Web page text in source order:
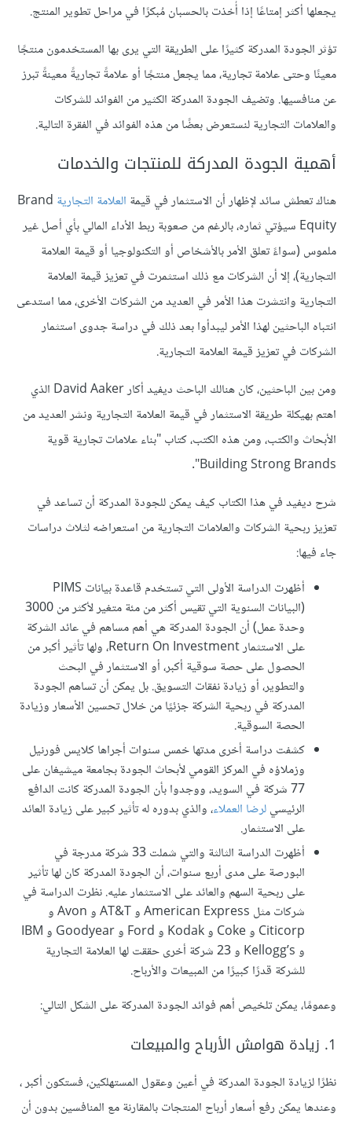
يجعلها أكثر إمتاعًا إذا أُخذت بالحسبان مُبكرًا في مراحل تطوير المنتج.
تؤثر الجودة المدركة كثيرًا على الطريقة التي يرى بها المستخدمون منتجًا
معينًا وحتى علامة تجارية، مما يجعل منتجًا أو علامةً تجاريةً معينةً تبرز
عن منافسيها. وتضيف الجودة المدركة الكثير من الفوائد للشركات
والعلامات التجارية لنستعرض بعضًا من هذه الفوائد في الفقرة التالية.
أهمية الجودة المدركة للمنتجات والخدمات
هناك تعطش سائد لإظهار أن الاستثمار في قيمة العلامة التجارية Brand
Equity سيؤتي ثماره، بالرغم من صعوبة ربط الأداء المالي بأي أصل غير
ملموس (سواءً تعلق الأمر بالأشخاص أو التكنولوجيا أو قيمة العلامة
التجارية)، إلا أن الشركات مع ذلك استثمرت في تعزيز قيمة العلامة
التجارية وانتشرت هذا الأمر في العديد من الشركات الأخرى، مما استدعى
انتباه الباحثين لهذا الأمر ليبدأوا بعد ذلك في دراسة جدوى استثمار
الشركات في تعزيز قيمة العلامة التجارية.
ومن بين الباحثين، كان هنالك الباحث ديفيد أكار David Aaker الذي
اهتم بهيكلة طريقة الاستثمار في قيمة العلامة التجارية ونشر العديد من
الأبحاث والكتب، ومن هذه الكتب، كتاب "بناء علامات تجارية قوية
Building Strong Brands".
شرح ديفيد في هذا الكتاب كيف يمكن للجودة المدركة أن تساعد في
تعزيز ربحية الشركات والعلامات التجارية من استعراضه لثلاث دراسات
جاء فيها:
أظهرت الدراسة الأولى التي تستخدم قاعدة بيانات PIMS
(البيانات السنوية التي تقيس أكثر من مئة متغير لأكثر من 3000
وحدة عمل) أن الجودة المدركة هي أهم مساهم في عائد الشركة
على الاستثمار Return On Investment، ولها تأثير أكبر من
الحصول على حصة سوقية أكبر، أو الاستثمار في البحث
والتطوير، أو زيادة نفقات التسويق. بل يمكن أن تساهم الجودة
المدركة في ربحية الشركة جزئيًا من خلال تحسين الأسعار وزيادة
الحصة السوقية.
كشفت دراسة أخرى مدتها خمس سنوات أجراها كلايس فورنيل
وزملاؤه في المركز القومي لأبحاث الجودة بجامعة ميشيغان على
77 شركة في السويد، ووجدوا بأن الجودة المدركة كانت الدافع
الرئيسيلرضا العملاء، والذي بدوره له تأثير كبير على زيادة العائد
على الاستثمار.
أظهرت الدراسة الثالثة والتي شملت 33 شركة مدرجة في
البورصة على مدى أربع سنوات، أن الجودة المدركة كان لها تأثير
على ربحية السهم والعائد على الاستثمار عليه. نظرت الدراسة في
شركات مثل American Express و AT&T و Avon و
Citicorp و Coke و Kodak و Ford و Goodyear و IBM
و Kellogg’s و 23 شركة أخرى حققت لها العلامة التجارية
للشركة قدرًا كبيرًا من المبيعات والأرباح.
وعمومًا، يمكن تلخيص أهم فوائد الجودة المدركة على الشكل التالي:
1. زيادة هوامش الأرباح والمبيعات
نظرًا لزيادة الجودة المدركة في أعين وعقول المستهلكين، فستكون أكبر ،
وعندها يمكن رفع أسعار أرباح المنتجات بالمقارنة مع المنافسين بدون أن